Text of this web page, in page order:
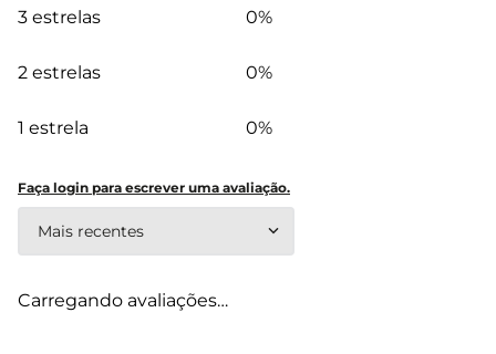
3 estrelas 0%
2 estrelas 0%
1 estrela 0%
Faça login para escrever uma avaliação.
Mais recentes
Carregando avaliações…